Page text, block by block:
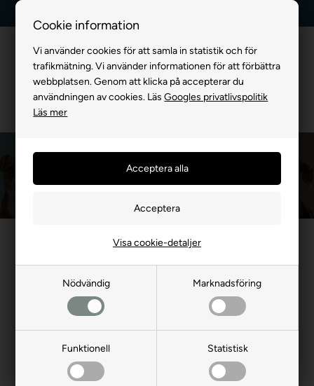
Cookie information
Vi använder cookies för att samla in statistik och för
trafikmätning. Vi använder informationen för att förbättra
webbplatsen. Genom att klicka på accepterar du
användningen av cookies. LäsGoogles privatlivspolitik
Läs mer
Nödvändig Marknadsföring
Funktionell Statistisk
Visa cookie-detaljer
Diafarm
Framsida»MÄRKEVARA»Diafarm